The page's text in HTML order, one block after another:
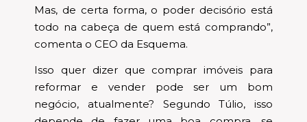
Mas, de certa forma, o poder decisório está
todo na cabeça de quem está comprando”,
comenta o CEO da Esquema.
Isso quer dizer que comprar imóveis para
reformar e vender pode ser um bom
negócio, atualmente? Segundo Túlio, isso